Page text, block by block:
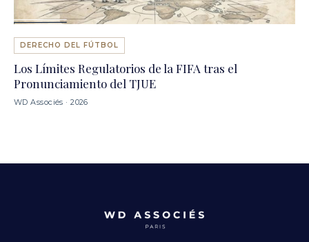
DERECHO DEL FÚTBOL
Los Límites Regulatorios de la FIFA tras el
Pronunciamiento del TJUE
WD Associés · 2026